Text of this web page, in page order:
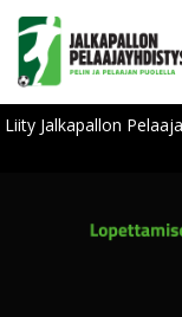
Liity Jalkapallon